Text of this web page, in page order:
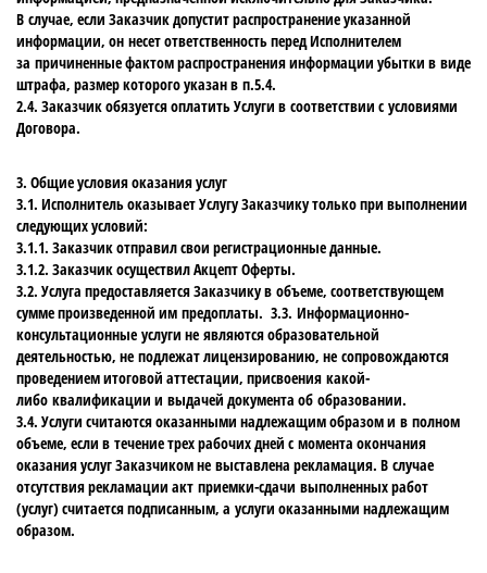
В случае, если Заказчик допустит распространение указанной
информации, он несет ответственность перед Исполнителем
за причиненные фактом распространения информации убытки в виде
штрафа, размер которого указан в п.5.4.
2.4. Заказчик обязуется оплатить Услуги в соответствии с условиями
Договора.
3. Общие условия оказания услуг
3.1. Исполнитель оказывает Услугу Заказчику только при выполнении
следующих условий:
3.1.1. Заказчик отправил свои регистрационные данные.
3.1.2. Заказчик осуществил Акцепт Оферты.
3.2. Услуга предоставляется Заказчику в объеме, соответствующем
сумме произведенной им предоплаты. 3.3. Информационно-
консультационные услуги не являются образовательной
деятельностью, не подлежат лицензированию, не сопровождаются
проведением итоговой аттестации, присвоения какой-
либо квалификации и выдачей документа об образовании.
3.4. Услуги считаются оказанными надлежащим образом и в полном
объеме, если в течение трех рабочих дней с момента окончания
оказания услуг Заказчиком не выставлена рекламация. В случае
отсутствия рекламации акт приемки-сдачи выполненных работ
(услуг) считается подписанным, а услуги оказанными надлежащим
образом.